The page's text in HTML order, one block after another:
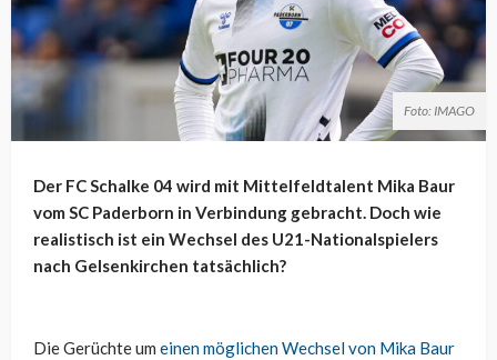
Foto: IMAGO
Der FC Schalke 04 wird mit Mittelfeldtalent Mika Baur
vom SC Paderborn in Verbindung gebracht. Doch wie
realistisch ist ein Wechsel des U21-Nationalspielers
nach Gelsenkirchen tatsächlich?
Die Gerüchte um einen möglichen Wechsel von Mika Baur